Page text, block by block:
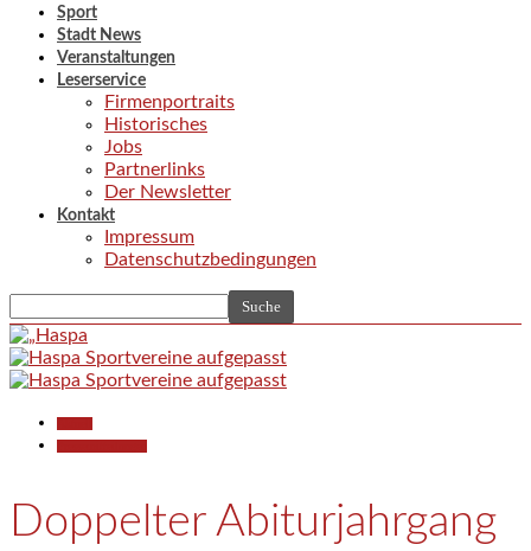
Sport
Stadt News
Veranstaltungen
Leserservice
Firmenportraits
Historisches
Jobs
Partnerlinks
Der Newsletter
Kontakt
Impressum
Datenschutzbedingungen
Doppelter Abiturjahrgang